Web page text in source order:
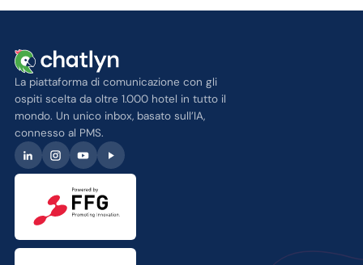
La piattaforma di comunicazione con gli
ospiti scelta da oltre 1.000 hotel in tutto il
mondo. Un unico inbox, basato sull’IA,
connesso al PMS.